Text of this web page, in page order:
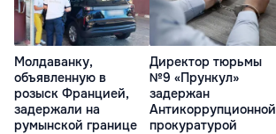
Молдаванку,
объявленную в
розыск Францией,
задержали на
румынской границе
Директор тюрьмы
№9 «Прункул»
задержан
Антикоррупционной
прокуратурой